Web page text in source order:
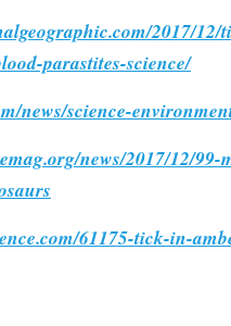
2017/
parastites-science/
news/science-
news/2017/12/
61175-tick-in-